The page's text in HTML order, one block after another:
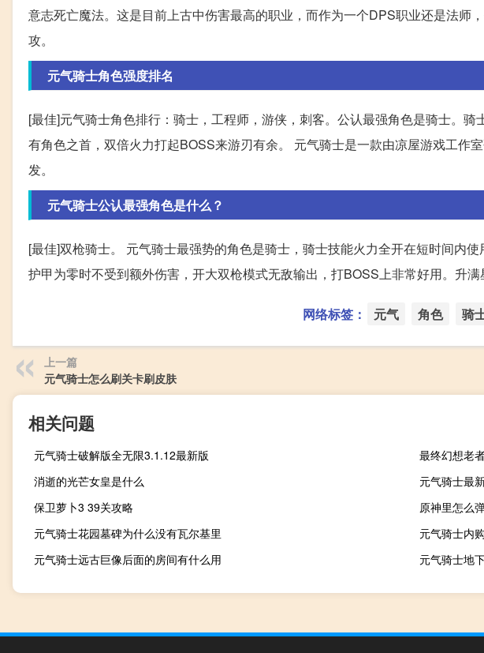
意志死亡魔法。这是目前上古中伤害最高的职业，而作为一个DPS职业还是法师
攻。
元气骑士角色强度排名
[最佳]元气骑士角色排行：骑士，工程师，游侠，刺客。公认最强角色是骑士。
有角色之首，双倍火力打起BOSS来游刃有余。 元气骑士是一款由凉屋游戏工作
发。
元气骑士公认最强角色是什么？
[最佳]双枪骑士。 元气骑士最强势的角色是骑士，骑士技能火力全开在短时间内
护甲为零时不受到额外伤害，开大双枪模式无敌输出，打BOSS上非常好用。升
网络标签： 元气 角色 骑
上一篇
元气骑士怎么刷关卡刷皮肤
相关问题
元气骑士破解版全无限3.1.12最新版
最终幻想老
消逝的光芒女皇是什么
元气骑士最
保卫萝卜3 39关攻略
原神里怎么
元气骑士花园墓碑为什么没有瓦尔基里
元气骑士内
元气骑士远古巨像后面的房间有什么用
元气骑士地